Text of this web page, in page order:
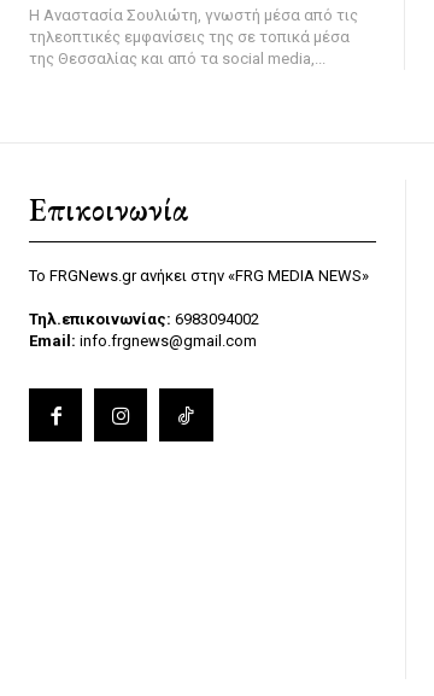
Η Αναστασία Σουλιώτη, γνωστή μέσα από τις
τηλεοπτικές εμφανίσεις της σε τοπικά μέσα
της Θεσσαλίας και από τα social media,...
Επικοινωνία
Το FRGNews.gr ανήκει στην «FRG MEDIA NEWS»
Τηλ.επικοινωνίας: 6983094002
Email: info.frgnews@gmail.com